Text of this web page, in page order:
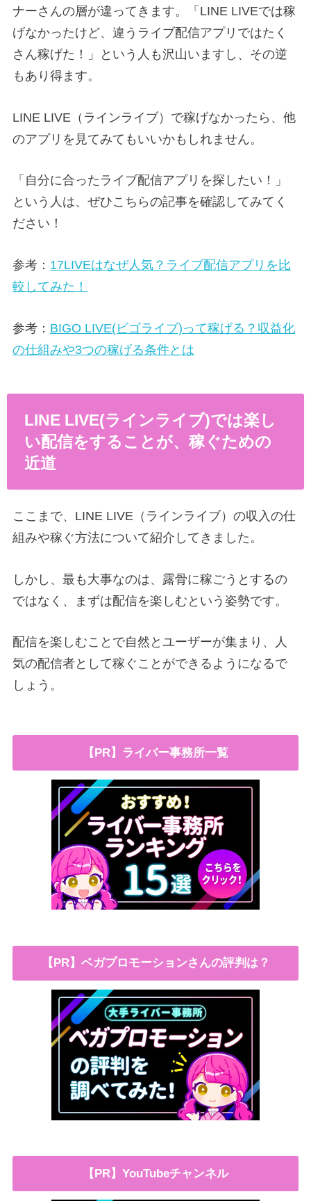
ナーさんの層が違ってきます。「LINE LIVEでは稼
げなかったけど、違うライブ配信アプリではたく
さん稼げた！」という人も沢山いますし、その逆
もあり得ます。
LINE LIVE（ラインライブ）で稼げなかったら、他
のアプリを見てみてもいいかもしれません。
「自分に合ったライブ配信アプリを探したい！」
という人は、ぜひこちらの記事を確認してみてく
ださい！
参考： 17LIVEはなぜ人気？ライブ配信アプリを比
較してみた！
参考： BIGO LIVE(ビゴライブ)って稼げる？収益化
の仕組みや3つの稼げる条件とは
LINE LIVE(ラインライブ)では楽し
い配信をすることが、稼ぐための
近道
ここまで、LINE LIVE（ラインライブ）の収入の仕
組みや稼ぐ方法について紹介してきました。
しかし、最も大事なのは、露骨に稼ごうとするの
ではなく、まずは配信を楽しむという姿勢です。
配信を楽しむことで自然とユーザーが集まり、人
気の配信者として稼ぐことができるようになるで
しょう。
【PR】ライバー事務所一覧
【PR】ベガプロモーションさんの評判は？
【PR】YouTubeチャンネル